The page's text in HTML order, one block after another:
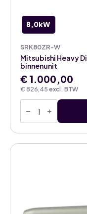
8,0kW
SRK80ZR-W
€ 826,45 excl. BTW
Mitsubishi Heavy
binnenunit
€ 1.000,00
Mitsubishi
Heavy
Hyper
8,0kW
airco